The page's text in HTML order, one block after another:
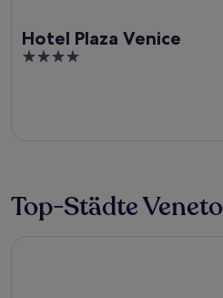
Hotel Plaza Venice
4
Top-Städte Veneto